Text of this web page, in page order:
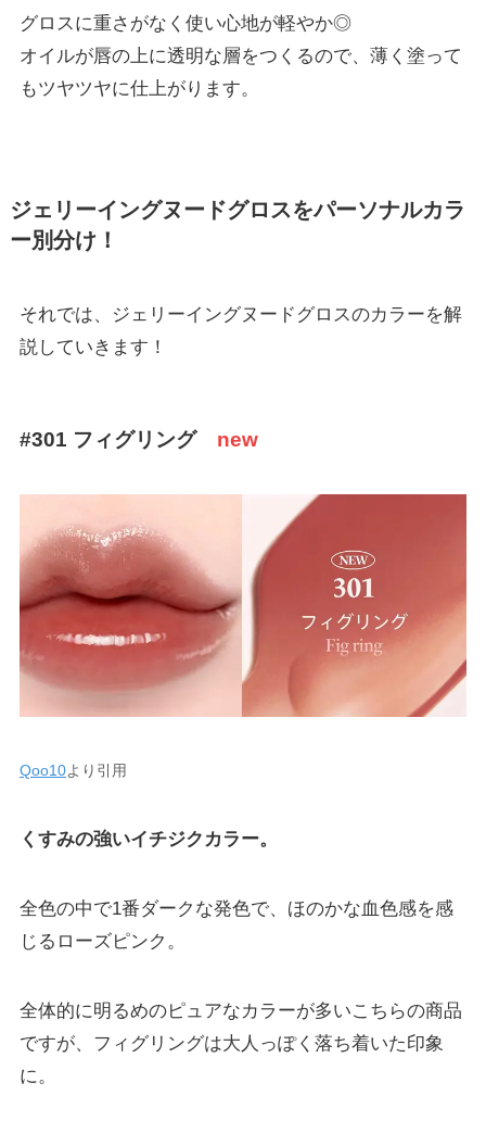
グロスに重さがなく使い心地が軽やか◎
オイルが唇の上に透明な層をつくるので、薄く塗って
もツヤツヤに仕上がります。
ジェリーイングヌードグロスをパーソナルカラ
ー別分け！
それでは、ジェリーイングヌードグロスのカラーを解
説していきます！
#301 フィグリング new
Qoo10より引用
くすみの強いイチジクカラー。
全色の中で1番ダークな発色で、ほのかな血色感を感
じるローズピンク。
全体的に明るめのピュアなカラーが多いこちらの商品
ですが、フィグリングは大人っぽく落ち着いた印象
に。